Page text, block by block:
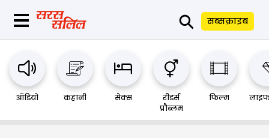
⚲ सब्सक्राइब
ऑडियो कहानी सेक्स
रीडर्स
प्रौब्लम
फिल्म